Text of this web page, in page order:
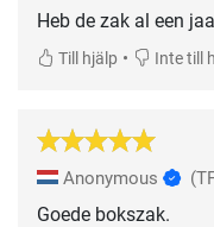
Heb de zak al een
Till hjälp • Inte till
Anonymous
Goede bokszak.